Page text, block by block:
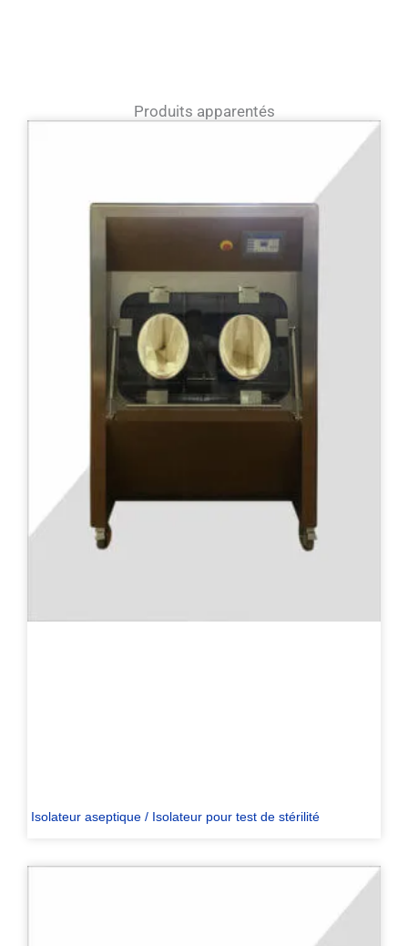
Produits apparentés
Isolateur aseptique / Isolateur pour test de stérilité